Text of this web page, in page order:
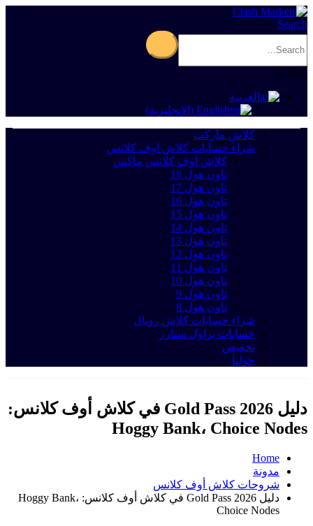
Search
0Cart 0
العربية
English
( الإنجليزية)
كلاش ماركت
شراء حسابات كلاش اوف كلانس
كلاش اوف كلانس ماكس
تاون هول 18
تاون هول 17
تاون هول 16
تاون هول 15
تاون هول 14
تاون هول 13
تاون هول 12
تاون هول 11
تاون هول 10
تاون هول 9
تاون هول 8
شراء حسابات كلاش رويال
حسابات براول ستارز
تخفيض
حولنا
دليل Gold Pass 2026 في كلاش أوف كلانس:
Hoggy Bank، Choice Nodes
Home
مدونة
شروحات كلاش أوف كلانس
دليل Gold Pass 2026 في كلاش أوف كلانس: Hoggy Bank،
Choice Nodes